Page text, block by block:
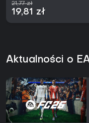
21,77 zł
19,81 zł
Aktualności o